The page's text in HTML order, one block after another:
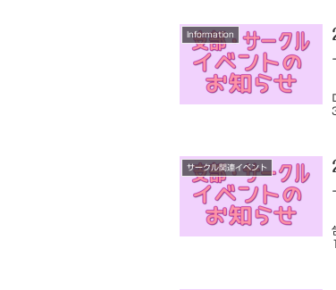
Information
サークル関連イベント